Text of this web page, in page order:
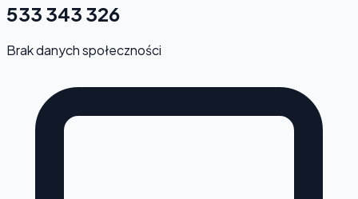
533 343 326
Brak danych społeczności